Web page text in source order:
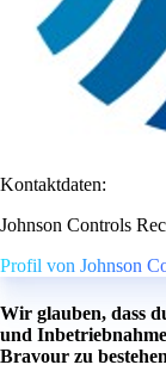
Kontaktdaten:
Johnson Controls
Profil von Johnson
Wir glauben, dass
und
Bravour zu bestehen